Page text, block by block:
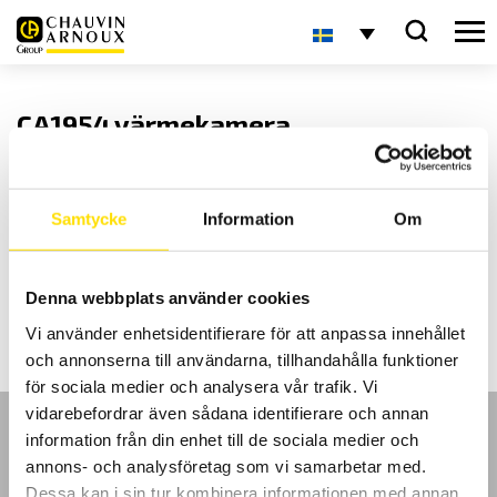
Samtycke Information Om
Denna webbplats använder cookies
Vi använder enhetsidentifierare för att anpassa innehållet
och annonserna till användarna, tillhandahålla funktioner
för sociala medier och analysera vår trafik. Vi
vidarebefordrar även sådana identifierare och annan
information från din enhet till de sociala medier och
annons- och analysföretag som vi samarbetar med.
Dessa kan i sin tur kombinera informationen med annan
CA1954 värmekamera
Nya CA1954 har svenska menyer för snabb och enkel användning. Smidig
och funktionell med 3 s starttid samt långt batteritid och autofokus. Vilket
gör den perfekt för alla underhålls- och servicearbeten!
Utmärkta mätdata, IR-upplösning på 160 x 120 samt spatial upplösning på
4,1 mrad och termisk upplösning på 0,08 °C.
Nu till introduktionspris!
LÄS MER PÅ DENNA LÄNK